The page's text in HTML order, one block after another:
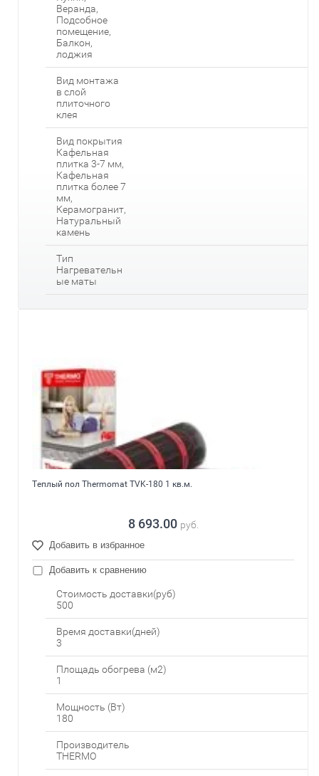
Веранда,
Подсобное
помещение,
Балкон,
лоджия
Вид монтажа
в слой
плиточного
клея
Вид покрытия
Кафельная
плитка 3-7 мм,
Кафельная
плитка более 7
мм,
Керамогранит,
Натуральный
камень
Тип
Нагревательн
ые маты
Теплый пол Thermomat TVK-180 1 кв.м.
8 693.00 руб.
Добавить в избранное
Добавить к сравнению
Стоимость доставки(руб)
500
Время доставки(дней)
3
Площадь обогрева (м2)
1
Мощность (Вт)
180
Производитель
THERMO